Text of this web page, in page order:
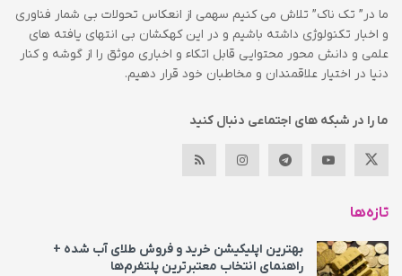
ما در” تک ناک” تلاش می کنیم سهمی از انعکاس تحولات بی شمار فناوری
و اخبار تکنولوژی داشته باشیم و در این کهکشان بی انتهای یافته های
علمی و دانش محور محتوایی قابل اتکاء و اخباری موثق را از گوشه و کنار
دنیا در اختیار علاقمندان و مخاطبان خود قرار دهیم.
ما را در شبکه های اجتماعی دنبال کنید
تازه‌ها
بهترین اپلیکیشن خرید و فروش طلای آب شده +
راهنمای انتخاب معتبرترین پلتفرم‌ها